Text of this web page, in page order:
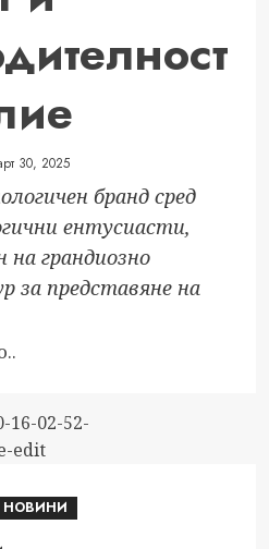
страна
30, 2025
бранд сред
ентусиасти,
на грандиозно
за представяне на
Read
POCO
надскача
с
НОВИНИ